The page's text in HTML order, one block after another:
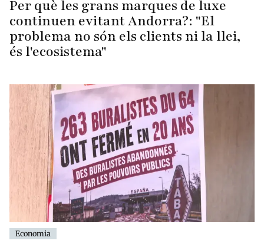
Per què les grans marques de luxe
continuen evitant Andorra?: "El
problema no són els clients ni la llei,
és l'ecosistema"
Economia